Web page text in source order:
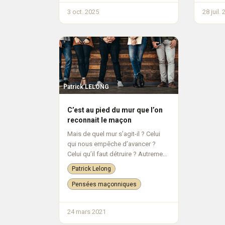
3 oct. 2025 28 juil.
Patrick LELONG
C’est au pied du mur que l’on
reconnait le maçon
Mais de quel mur s’agit-il ? Celui
qui nous empêche d’avancer ?
Celui qu’il faut détruire ? Autrement
dit que font les francs-maçons ?
Comment répondent-ils aux défis
d’aujourd’hui et de demain ? Que ...
Patrick Lelong
Pensées maçonniques
24 mars 2021